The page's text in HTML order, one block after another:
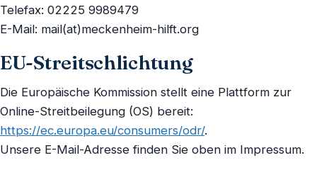
Telefax: 02225 9989479
E-Mail: mail(at)meckenheim-hilft.org
EU-Streitschlichtung
Die Europäische Kommission stellt eine Plattform zur
Online-Streitbeilegung (OS) bereit:
https://ec.europa.eu/consumers/odr/.
Unsere E-Mail-Adresse finden Sie oben im Impressum.